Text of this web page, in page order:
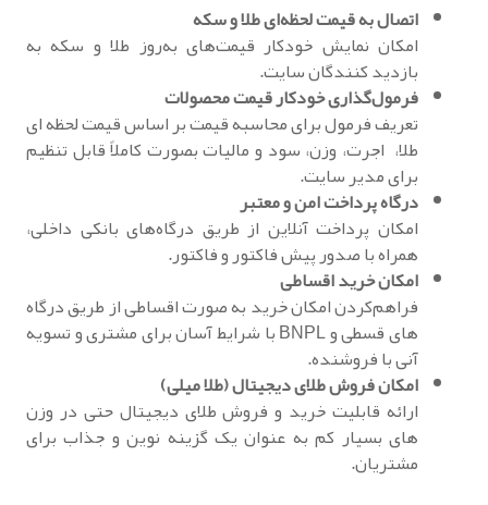
اتصال به قیمت لحظه‌ای طلا و سکه
امکان نمایش خودکار قیمت‌های به‌روز طلا و سکه به
بازدید کنندگان سایت.
فرمول‌گذاری خودکار قیمت محصولات
تعریف فرمول برای محاسبه قیمت بر اساس قیمت لحظه ای
طلا، اجرت، وزن، سود و مالیات بصورت کاملاً قابل تنظیم
برای مدیر سایت.
درگاه پرداخت امن و معتبر
امکان پرداخت آنلاین از طریق درگاه‌های بانکی داخلی،
همراه با صدور پیش فاکتور و فاکتور.
امکان خرید اقساطی
فراهم‌کردن امکان خرید به صورت اقساطی از طریق درگاه
های قسطی و BNPL با شرایط آسان برای مشتری و تسویه
آنی با فروشنده.
امکان فروش طلای دیجیتال (طلا میلی)
ارائه قابلیت خرید و فروش طلای دیجیتال حتی در وزن
های بسیار کم به عنوان یک گزینه نوین و جذاب برای
مشتریان.